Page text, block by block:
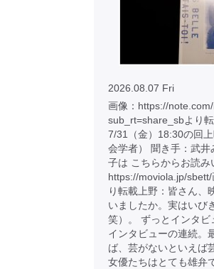
2026.08.07 Fri
画像：https://
sub_rt=share_sbより
7/31（金）18:30の回
会学者） 聞き手：武
子は こちらからお読み
https://moviola.jp/
り転載上野：皆さん、
いましたか。実はいび
笑）。 ずっとインタ
インタビューの連続。
ば、芸がないといえば
女優たちはとても雄弁